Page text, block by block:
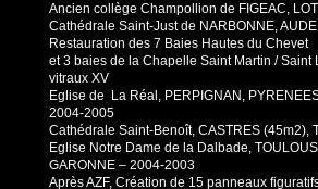
Ancien collège Champollion de FIGEAC,
Cathédrale Saint-Just de NARBONNE,
Restauration des 7 Baies Hautes du Chevet
et 3 baies de la Chapelle Saint Martin / Saint
vitraux XV
Eglise de La Réal, PERPIGNAN,
2004-2005
Cathédrale Saint-Benoît, CASTRES (45m2),
Eglise Notre Dame de la Dalbade,
GARONNE – 2004-2003
Après AZF, Création de 15 panneaux